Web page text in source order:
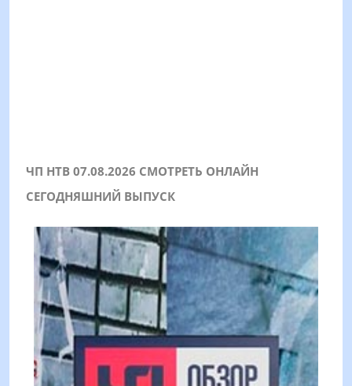
ЧП НТВ 07.08.2026 СМОТРЕТЬ ОНЛАЙН
СЕГОДНЯШНИЙ ВЫПУСК